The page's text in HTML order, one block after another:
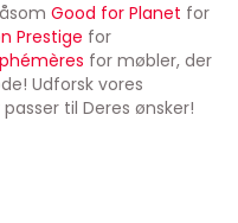
Good for Planet for
Prestige for
for møbler, der
Udforsk vores
til Deres ønsker!